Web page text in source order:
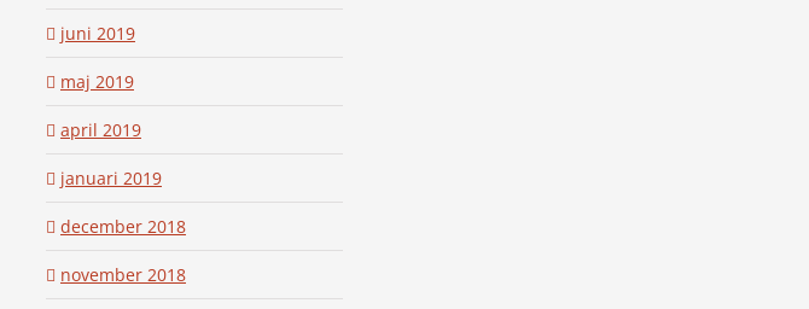
juni 2019
maj 2019
april 2019
januari 2019
december 2018
november 2018